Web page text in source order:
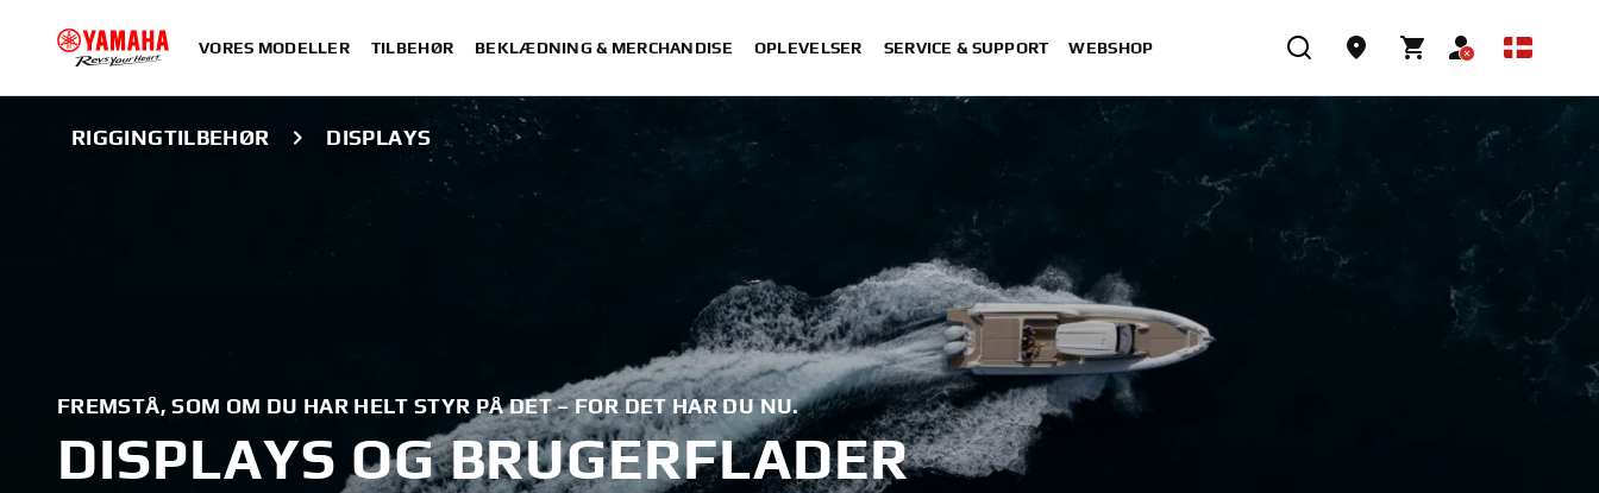
VORES MODELLER TILBEHØR BEKLÆDNING & MERCHANDISE OPLEVELSER SERVICE & SUPPORT WEBSHOP
RIGGINGTILBEHØR DISPLAYS
FREMSTÅ, SOM OM DU HAR HELT STYR PÅ DET – FOR DET HAR DU NU.
DISPLAYS OG BRUGERFLADER